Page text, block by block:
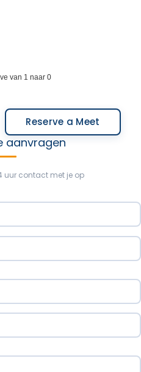
gedaan.
gedeeld
tweetalige gids, snack
in biologisch
mineraalwater,
of Entre Cielo, Lares
Lunchpakket.
in de Cordón del
van 1 naar 0
Reserve a Meet
aanvragen
uur contact met je op